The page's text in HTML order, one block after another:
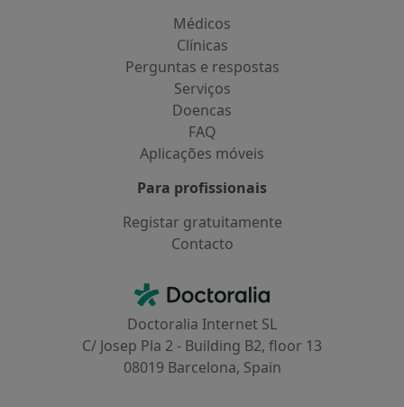
Médicos
Clínicas
Perguntas e respostas
Serviços
Doencas
FAQ
Aplicações móveis
Para profissionais
Registar gratuitamente
Contacto
Doctoralia - Homepage
Doctoralia Internet SL
C/ Josep Pla 2 - Building B2, floor 13
08019 Barcelona, Spain